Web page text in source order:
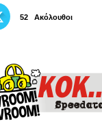
52 Ακόλουθοι